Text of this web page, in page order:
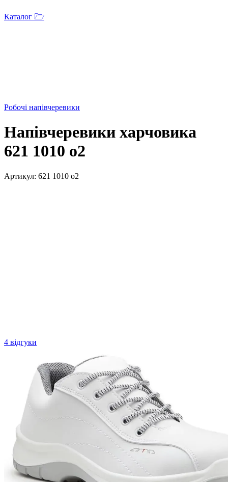
Каталог 🗁
Робочі напівчеревики
Напівчеревики харчовика
621 1010 o2
Артикул: 621 1010 o2
4 відгуки